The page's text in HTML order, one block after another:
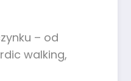
– od
walking,